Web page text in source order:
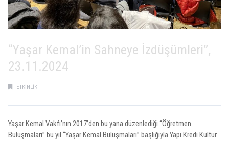
“Yaşar Kemal’in Sahneye İzdüşümleri”,
23.11.2024
ETKINLIK
Yaşar Kemal Vakfı’nın 2017’den bu yana düzenlediği “Öğretmen
Buluşmaları” bu yıl “Yaşar Kemal Buluşmaları” başlığıyla Yapı Kredi Kültür